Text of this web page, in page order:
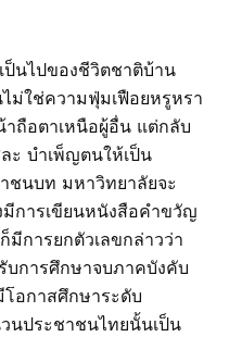
นไปของชีวิตชาติบ้าน
ม่ใช่ความฟุ่มเฟือยหรูหรา
ถือตาเหนือผู้อื่น แต่กลับ
ะ บำเพ็ญตนให้เป็น
ชนบท มหาวิทยาลัยจะ
การเขียนหนังสือคำขวัญ
การยกตัวเลขกล่าวว่า
บการศึกษาจบภาคบังคับ
โอกาสศึกษาระดับ
นประชาชนไทยนั้นเป็น